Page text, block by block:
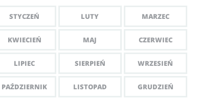
STYCZEŃ LUTY MARZEC
KWIECIEŃ MAJ CZERWIEC
LIPIEC SIERPIEŃ WRZESIEŃ
PAŹDZIERNIK LISTOPAD GRUDZIEŃ